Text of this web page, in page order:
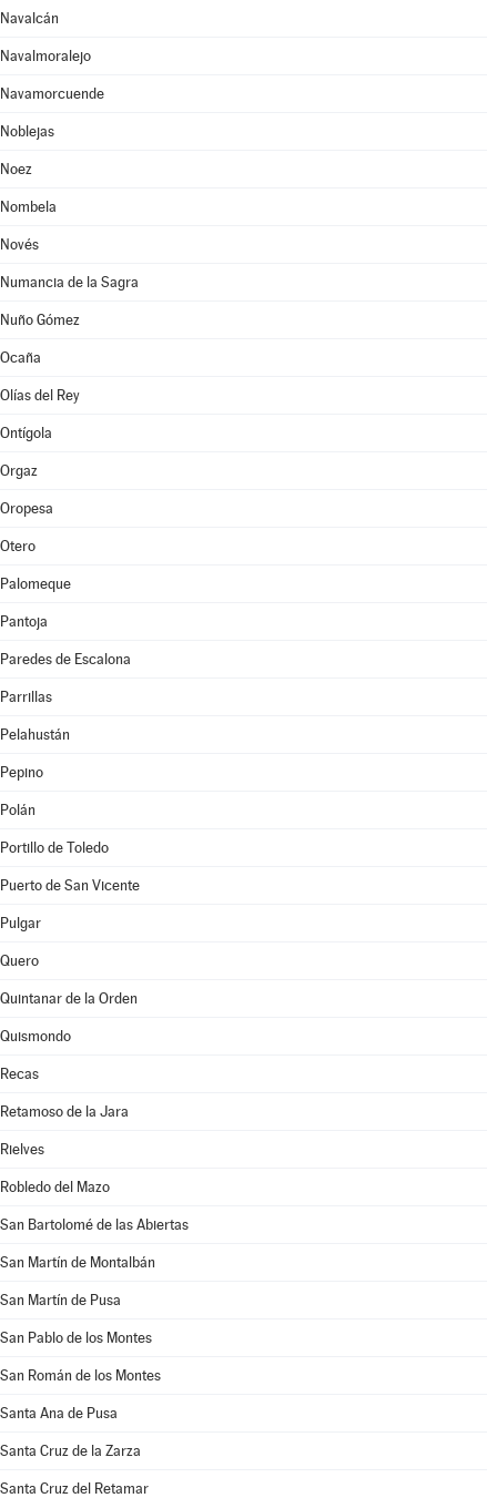
Navalcán
Navalmoralejo
Navamorcuende
Noblejas
Noez
Nombela
Novés
Numancia de la Sagra
Nuño Gómez
Ocaña
Olías del Rey
Ontígola
Orgaz
Oropesa
Otero
Palomeque
Pantoja
Paredes de Escalona
Parrillas
Pelahustán
Pepino
Polán
Portillo de Toledo
Puerto de San Vicente
Pulgar
Quero
Quintanar de la Orden
Quismondo
Recas
Retamoso de la Jara
Rielves
Robledo del Mazo
San Bartolomé de las Abiertas
San Martín de Montalbán
San Martín de Pusa
San Pablo de los Montes
San Román de los Montes
Santa Ana de Pusa
Santa Cruz de la Zarza
Santa Cruz del Retamar